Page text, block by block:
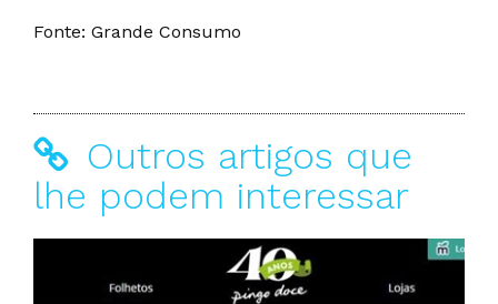
Fonte: Grande Consumo
Outros artigos que
lhe podem interessar